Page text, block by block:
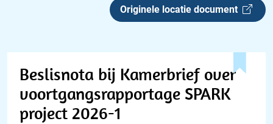
Originele locatie document
Beslisnota bij Kamerbrief over
voortgangsrapportage SPARK
project 2026-1